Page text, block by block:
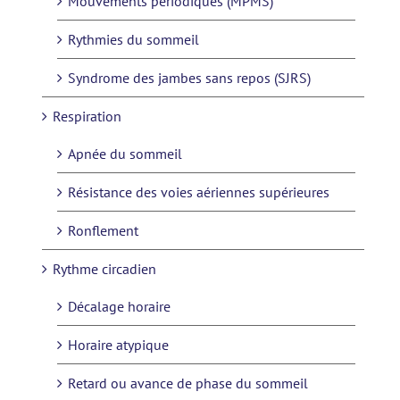
Rythmies du sommeil
Syndrome des jambes sans repos (SJRS)
Respiration
Apnée du sommeil
Résistance des voies aériennes supérieures
Ronflement
Rythme circadien
Décalage horaire
Horaire atypique
Retard ou avance de phase du sommeil